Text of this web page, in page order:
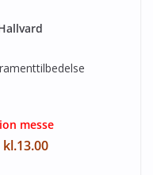
messe